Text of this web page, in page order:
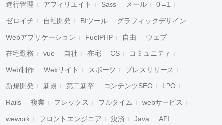
進行管理 アフィリエイト Sass メール 0→1
ゼロイチ 自社開発 BIツール グラフィックデザイン
Webアプリケーション FuelPHP 自由 ウェブ
在宅勤務 vue 自社 在宅 CS コミュニティ
Web制作 Webサイト スポーツ プレスリリース
新規開発 新規 第二新卒 コンテンツSEO LPO
Rails 複業 フレックス フルタイム webサービス
wework フロントエンジニア 決済 Java API